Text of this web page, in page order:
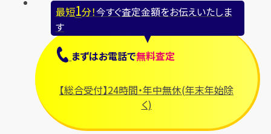
最短1分！今すぐ査定金額をお伝えいたしま
す
まずはお電話で無料査定
【総合受付】24時間・年中無休(年末年始除
く)